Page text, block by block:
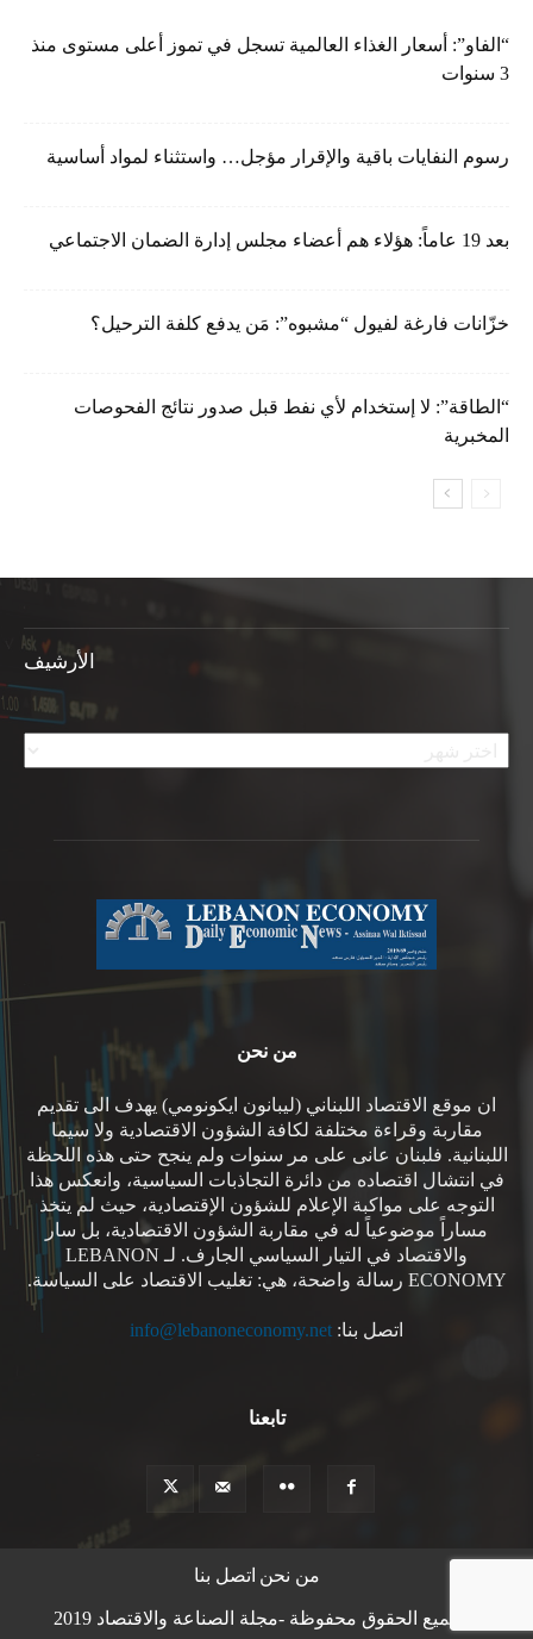
“الفاو”: أسعار الغذاء العالمية تسجل في تموز أعلى مستوى منذ
3 سنوات
رسوم النفايات باقية والإقرار مؤجل… واستثناء لمواد أساسية
بعد 19 عاماً: هؤلاء هم أعضاء مجلس إدارة الضمان الاجتماعي
خزّانات فارغة لفيول “مشبوه”: مَن يدفع كلفة الترحيل؟
“الطاقة”: لا إستخدام لأي نفط قبل صدور نتائج الفحوصات
المخبرية
الأرشيف
الأرشيف
من نحن
ان موقع الاقتصاد اللبناني (ليبانون ايكونومي) يهدف الى تقديم
مقاربة وقراءة مختلفة لكافة الشؤون الاقتصادية ولا سيما
اللبنانية. فلبنان عانى على مر سنوات ولم ينجح حتى هذه اللحظة
في انتشال اقتصاده من دائرة التجاذبات السياسية، وانعكس هذا
التوجه على مواكبة الإعلام للشؤون الإقتصادية، حيث لم يتخذ
مساراً موضوعياً له في مقاربة الشؤون الاقتصادية، بل سار
والاقتصاد في التيار السياسي الجارف. لـ LEBANON
ECONOMY رسالة واضحة، هي: تغليب الاقتصاد على السياسة.
اتصل بنا: info@lebanoneconomy.net
تابعنا
من نحن اتصل بنا
© جميع الحقوق محفوظة -مجلة الصناعة والاقتصاد 2019